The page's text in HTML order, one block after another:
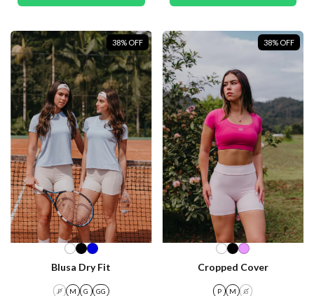
38% OFF
Blusa Dry Fit
P M G GG
38% OFF
Cropped Cover
P M G